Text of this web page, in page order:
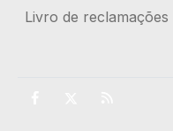
Livro de reclamações